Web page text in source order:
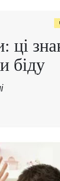
ці
біду